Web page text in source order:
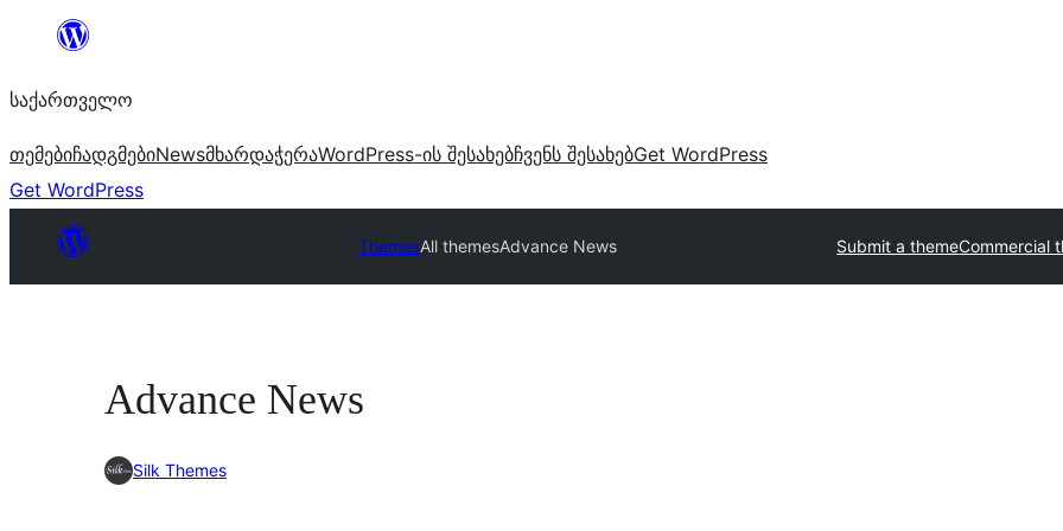
შიგთავსზე
საქართველო
თემებიჩადგმებიNewsმხარდაჭერაWordPress-ის შესახებჩვენს შესახებGet WordPress
Get WordPress
ThemesAll themesAdvance News Submit a themeCommercial
Advance News
Silk Themes